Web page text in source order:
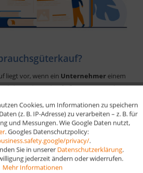
liegt vor, wenn ein Unternehmer einem
Sache verkauft (§ 474 BGB). Wichtig ist
erwirbt. Beispiele sind Alltagskäufe wie
Aktiv
Aktiv
Cookies, um Informationen zu speichern
(z. B. IP-Adresse) zu verarbeiten – z. B. für
und Messungen. Wie Google Daten nutzt,
. Googles Datenschutzpolicy:
privacy/.
Sie in unserer Datenschutzerklärung.
jederzeit ändern oder widerrufen.
Mehr Informationen